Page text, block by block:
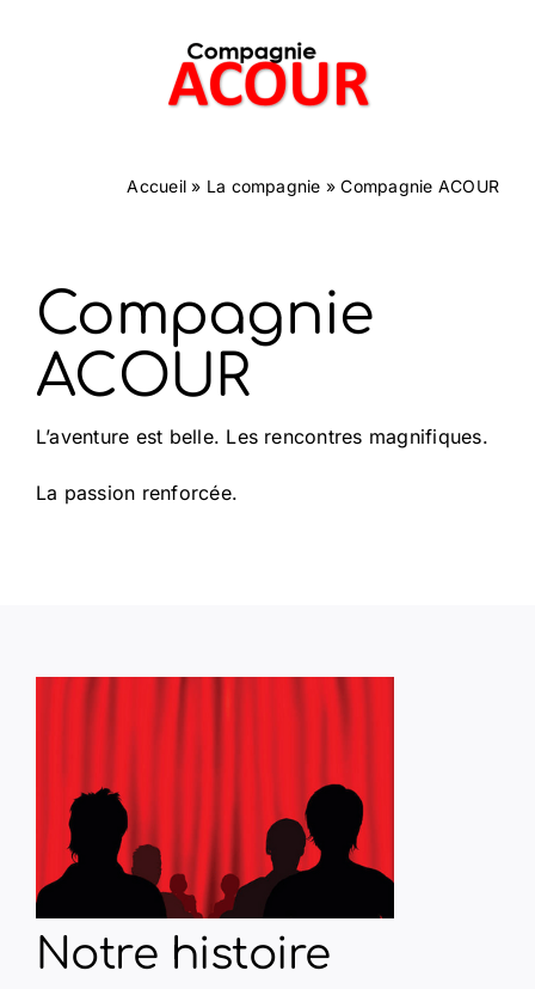
Accueil » La compagnie »Compagnie ACOUR
Compagnie
ACOUR
L’aventure est belle. Les rencontres magnifiques.
La passion renforcée.
Notre histoire